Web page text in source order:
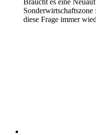
Braucht es eine
diese Frage immer